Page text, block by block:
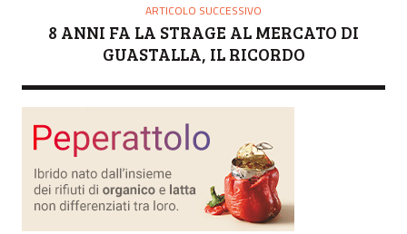
ARTICOLO SUCCESSIVO
8 ANNI FA LA STRAGE AL MERCATO DI
GUASTALLA, IL RICORDO